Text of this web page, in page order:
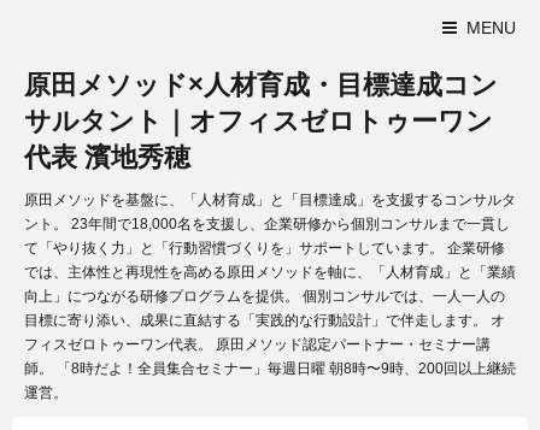
MENU
原田メソッド×人材育成・目標達成コン
サルタント｜オフィスゼロトゥーワン
代表 濱地秀穂
原田メソッドを基盤に、「人材育成」と「目標達成」を支援するコンサルタ
ント。 23年間で18,000名を支援し、企業研修から個別コンサルまで一貫し
て「やり抜く力」と「行動習慣づくりを」サポートしています。 企業研修
では、主体性と再現性を高める原田メソッドを軸に、「人材育成」と「業績
向上」につながる研修プログラムを提供。 個別コンサルでは、一人一人の
目標に寄り添い、成果に直結する「実践的な行動設計」で伴走します。 オ
フィスゼロトゥーワン代表。 原田メソッド認定パートナー・セミナー講
師。 「8時だよ！全員集合セミナー」毎週日曜 朝8時〜9時、200回以上継続
運営。